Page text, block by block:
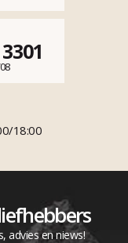
18:00
advies en niews!